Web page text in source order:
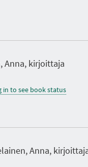
Anna, kirjoittaja
in to see book status
Anna,